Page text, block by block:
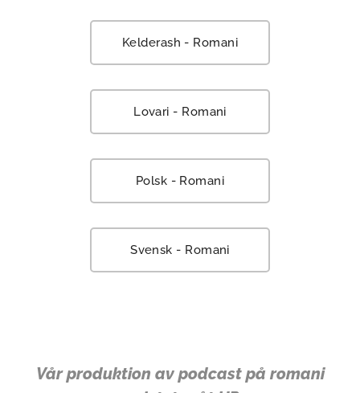
Kelderash - Romani
Lovari - Romani
Polsk - Romani
Svensk - Romani
Vår produktion av podcast på romani